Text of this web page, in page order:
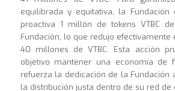
equilibrada y equitativa, la
proactiva 1 millón de tokens VTBC
Fundación, lo que redujo
40 millones de VTBC. Esta acción
objetivo mantener una economía de
refuerza la dedicación de la Fundación
la distribución justa dentro de su red de